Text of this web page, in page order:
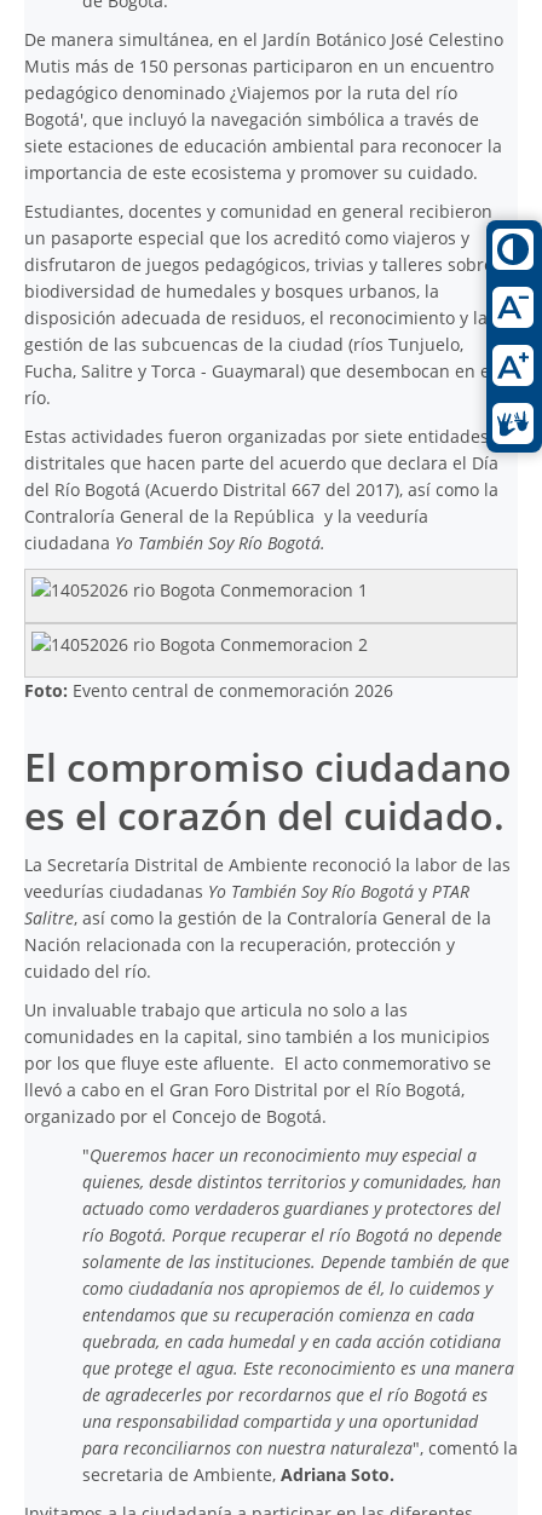
De manera simultánea, en el Jardín Botánico José Celestino
Mutis más de 150 personas participaron en un encuentro
pedagógico denominado ¿Viajemos por la ruta del río
Bogotá', que incluyó la navegación simbólica a través de
siete estaciones de educación ambiental para reconocer la
importancia de este ecosistema y promover su cuidado.
Estudiantes, docentes y comunidad en general recibieron
un pasaporte especial que los acreditó como viajeros y
disfrutaron de juegos pedagógicos, trivias y talleres sobre la
biodiversidad de humedales y bosques urbanos, la
disposición adecuada de residuos, el reconocimiento y la
gestión de las subcuencas de la ciudad (ríos Tunjuelo,
Fucha, Salitre y Torca - Guaymaral) que desembocan en el
río.
Estas actividades fueron organizadas por siete entidades
distritales que hacen parte del acuerdo que declara el Día
del Río Bogotá (Acuerdo Distrital 667 del 2017), así como la
Contraloría General de la República y la veeduría
ciudadana Yo También Soy Río Bogotá.
Foto: Evento central de conmemoración 2026
El compromiso ciudadano
es el corazón del cuidado.
La Secretaría Distrital de Ambiente reconoció la labor de las
veedurías ciudadanas Yo También Soy Río Bogotá y PTAR
Salitre, así como la gestión de la Contraloría General de la
Nación relacionada con la recuperación, protección y
cuidado del río.
Un invaluable trabajo que articula no solo a las
comunidades en la capital, sino también a los municipios
por los que fluye este afluente. El acto conmemorativo se
llevó a cabo en el Gran Foro Distrital por el Río Bogotá,
organizado por el Concejo de Bogotá.
"Queremos hacer un reconocimiento muy especial a
quienes, desde distintos territorios y comunidades, han
actuado como verdaderos guardianes y protectores del
río Bogotá. Porque recuperar el río Bogotá no depende
solamente de las instituciones. Depende también de que
como ciudadanía nos apropiemos de él, lo cuidemos y
entendamos que su recuperación comienza en cada
quebrada, en cada humedal y en cada acción cotidiana
que protege el agua. Este reconocimiento es una manera
de agradecerles por recordarnos que el río Bogotá es
una responsabilidad compartida y una oportunidad
para reconciliarnos con nuestra naturaleza", comentó la
secretaria de Ambiente, Adriana Soto.